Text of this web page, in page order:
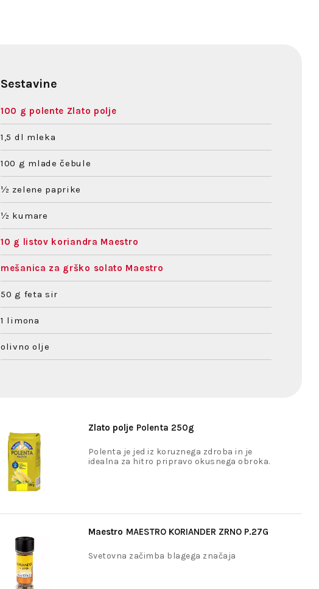
Sestavine
100 g polente Zlato polje
1,5 dl mleka
100 g mlade čebule
½ zelene paprike
½ kumare
10 g listov koriandra Maestro
mešanica za grško solato Maestro
50 g feta sir
1 limona
olivno olje
Zlato polje Polenta 250g
Polenta je jed iz koruznega zdroba in je
idealna za hitro pripravo okusnega obroka.
Maestro MAESTRO KORIANDER ZRNO P.27G
Svetovna začimba blagega značaja